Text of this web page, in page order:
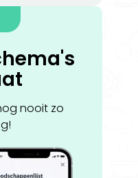
nooit zo